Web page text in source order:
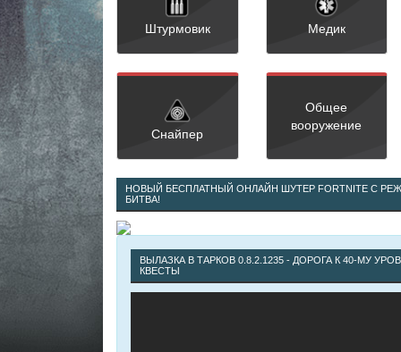
Штурмовик Медик
Снайпер
Общее
вооружение
НОВЫЙ БЕСПЛАТНЫЙ ОНЛАЙН ШУТЕР FORTNITE С
БИТВА!
ВЫЛАЗКА В ТАРКОВ 0.8.2.1235 - ДОРОГА К 40-МУ
КВЕСТЫ